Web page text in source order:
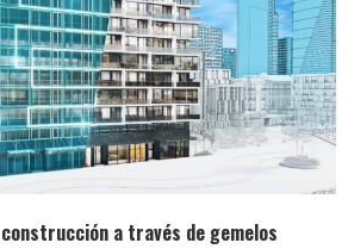
a través de gemelos